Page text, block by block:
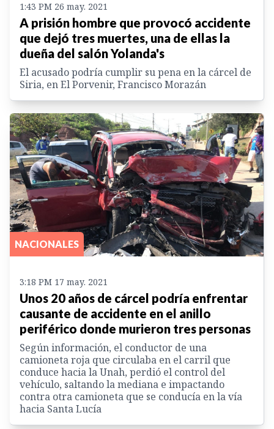
1:43 PM 26 may. 2021
A prisión hombre que provocó accidente
que dejó tres muertes, una de ellas la
dueña del salón Yolanda's
El acusado podría cumplir su pena en la cárcel de
Siria, en El Porvenir, Francisco Morazán
NACIONALES
3:18 PM 17 may. 2021
Unos 20 años de cárcel podría enfrentar
causante de accidente en el anillo
periférico donde murieron tres personas
Según información, el conductor de una
camioneta roja que circulaba en el carril que
conduce hacia la Unah, perdió el control del
vehículo, saltando la mediana e impactando
contra otra camioneta que se conducía en la vía
hacia Santa Lucía